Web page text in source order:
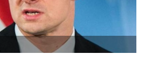
22.01.2024